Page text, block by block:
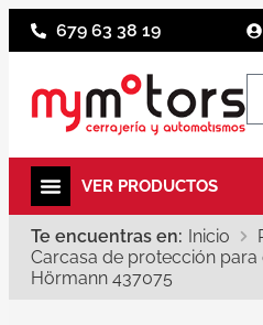
679 63 38 19
Te encuentras en: Inicio
Carcasa de protección
Hörmann 437075